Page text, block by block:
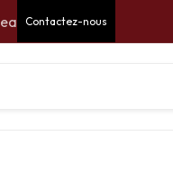
Contactez-nous